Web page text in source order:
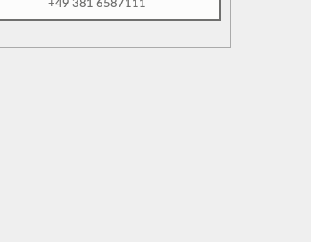
+49 381 6587111